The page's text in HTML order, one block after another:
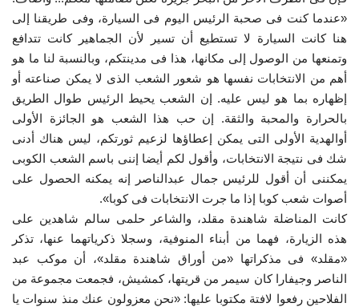
وثائق
الفيديوهات
الرعاة
الشركاء
Gallery
لغة
English
Swahili
español
French
Arabic
«عندما كنت فى صحبة الرئيس اليوم فى السيارة، وفى طريقنا إلى
هنا كانت السيارة لا تستطيع أن تسير لأن الجماهير كانت تتدافع
وتمنعها من الوصول إلى مكانها، هذا فى مدينتكم، وبالنسبة لنا ما هو
أهم من الانتخابات نفسها هو شعور الشعب الذى لا يمكن صناعته أو
إظهاره بما هو ليس عليه. إن الشعب يحيط الرئيس طوال الطريق
بالحرارة والمحبة والثقة. إن حب هذا الشعب هو الجائزة الأولى
أوالهدية الأولى التى يمكن إعطاؤها لزعيم ثورتكم، ليس هناك أدنى
شك فى نتيجة الانتخابات، وأقول لكم أيضا إننى باسم الشعب الكوبى
يمكننى أن أقول للرئيس جمال عبدالناصر إنه يمكنه الحصول على
أصوات شعب كوبا إذا ما جرت الانتخابات فى كوبا».
كانت المناضلة شاهندة مقلد، والشاعر حلمى سالم شاهدين على
هذه الزيارة، فهما من أبناء المنوفية، وسجلا ذكرياتهما عنها، تذكر
«مقلد» فى مذكراتها «من أوراق شاهندة مقلد»، أن موكب عبد
الناصر وجيفارا كان سيمر من قريتها، كمشيش، فجمعت مجموعة من
الفلاحين رفعوا لافتة مكتوبا عليها: «نحن معزولون عنك منذ سنوات يا